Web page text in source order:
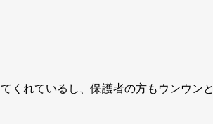
くれているし、保護者の方もウンウンと